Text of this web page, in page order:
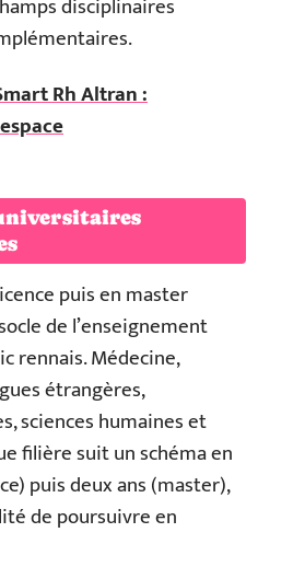
Rh Altran :
puis en master
de l’enseignement
rennais. Médecine,
étrangères,
sciences humaines et
filière suit un schéma en
puis deux ans (master),
de poursuivre en